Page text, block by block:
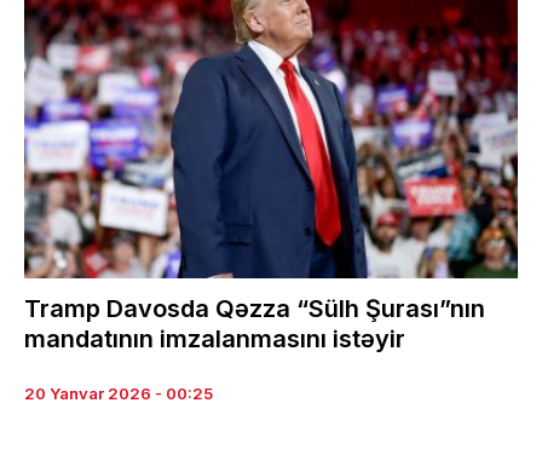
Tramp Davosda Qəzza “Sülh Şurası”nın
mandatının imzalanmasını istəyir
20 Yanvar 2026 - 00:25